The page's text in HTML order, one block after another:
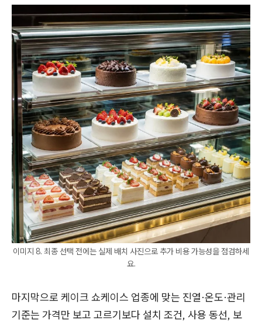
이미지 8. 최종 선택 전에는 실제 배치 사진으로 추가 비용 가능성을 점검하세
요.
마지막으로 케이크 쇼케이스 업종에 맞는 진열·온도·관리
기준는 가격만 보고 고르기보다 설치 조건, 사용 동선, 보